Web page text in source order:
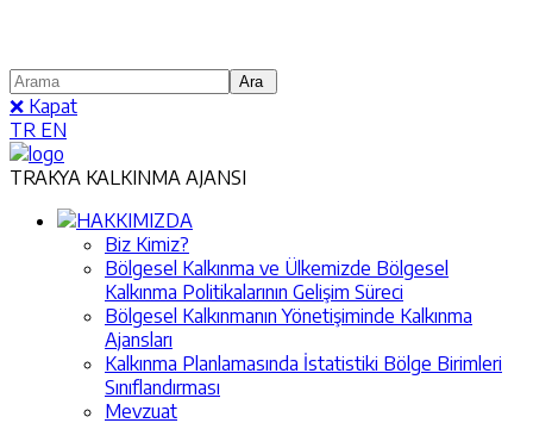
❌ Kapat
TR EN
TRAKYA KALKINMA AJANSI
HAKKIMIZDA
Biz Kimiz?
Bölgesel Kalkınma ve Ülkemizde Bölgesel
Kalkınma Politikalarının Gelişim Süreci
Bölgesel Kalkınmanın Yönetişiminde Kalkınma
Ajansları
Kalkınma Planlamasında İstatistiki Bölge Birimleri
Sınıflandırması
Mevzuat